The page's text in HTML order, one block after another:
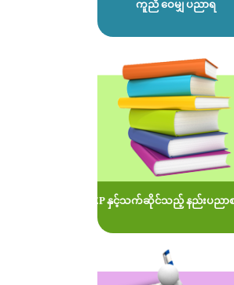
ကူညီ ဝေမျှ ပညာရ
MOEP နှင့်သက်ဆိုင်သည့် နည်းပညာစာ